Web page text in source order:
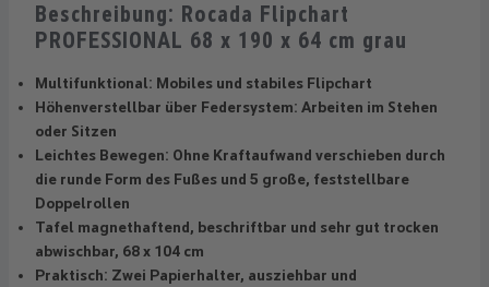
Beschreibung: Rocada Flipchart
PROFESSIONAL 68 x 190 x 64 cm grau
Multifunktional: Mobiles und stabiles Flipchart
Höhenverstellbar über Federsystem: Arbeiten im Stehen
oder Sitzen
Leichtes Bewegen: Ohne Kraftaufwand verschieben durch
die runde Form des Fußes und 5 große, feststellbare
Doppelrollen
Tafel magnethaftend, beschriftbar und sehr gut trocken
abwischbar, 68 x 104 cm
Praktisch: Zwei Papierhalter, ausziehbar und